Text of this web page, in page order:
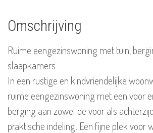
Omschrijving
Ruime eengezinswoning met tuin,
slaapkamers
In een rustige en kindvriendelijke
ruime eengezinswoning met een voor
berging aan zowel de voor als
praktische indeling. Een fijne plek voor